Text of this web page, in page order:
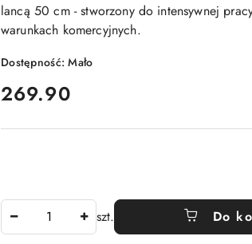
lancą 50 cm - stworzony do intensywnej
warunkach komercyjnych.
Dostępność:Mało
cena:
269.90
szt. Do